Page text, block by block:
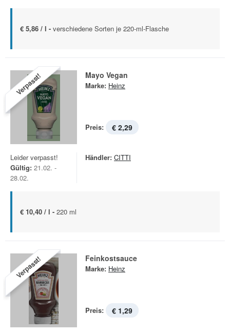
€ 5,86 / l - verschiedene Sorten je 220-ml-Flasche
Verpasst! Mayo Vegan
Marke: Heinz
Preis: € 2,29
Leider verpasst!
Gültig: 21.02. -
28.02.
Händler: CITTI
€ 10,40 / l - 220 ml
Verpasst! Feinkostsauce
Marke: Heinz
Preis: € 1,29